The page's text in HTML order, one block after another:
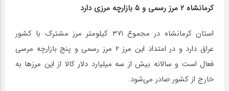
کرمانشاه ۲ مرز رسمی و ۵ بازارچه مرزی دارد
استان کرمانشاه در مجموع ۳۷۱ کیلومتر مرز مشترک با کشور
عراق دارد و در امتداد این مرز ۲ مرز رسمی و پنج بازارچه مرسی
فعال است و سالانه بیش از سه میلیارد دلار کالا از این مرزها به
خارج از کشور صادر می‌شود.